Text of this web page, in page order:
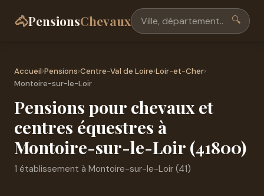
🐴PensionsChevaux 🔍
Accueil›Pensions›Centre-Val de Loire›Loir-et-Cher›
Montoire-sur-le-Loir
Pensions pour chevaux et
centres équestres à
Montoire-sur-le-Loir (41800)
1 établissement à Montoire-sur-le-Loir (41)